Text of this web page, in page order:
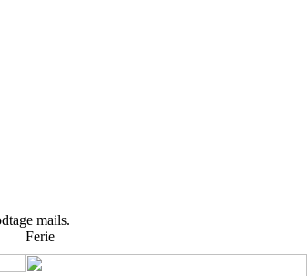
mails.
Ferie